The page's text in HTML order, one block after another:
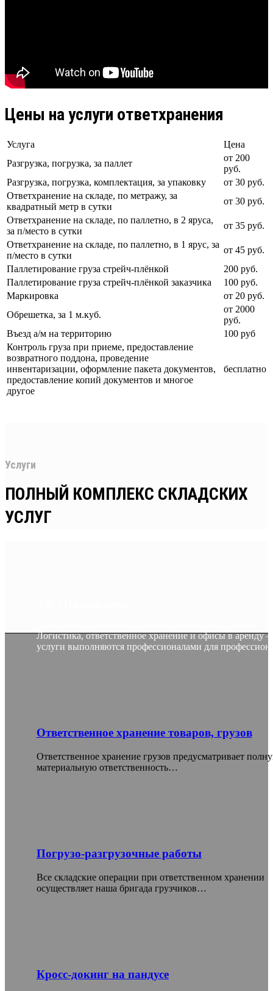
Цены на услуги ответхранения
Услуга
Цена
Разгрузка, погрузка, за паллет
от 200
руб.
Разгрузка, погрузка, комплектация, за упаковку
от 30 руб.
Ответхранение на складе, по метражу, за
квадратный метр в сутки
от 30 руб.
Ответхранение на складе, по паллетно, в 2 яруса,
за п/место в сутки
от 35 руб.
Ответхранение на складе, по паллетно, в 1 ярус, за
п/место в сутки
от 45 руб.
Паллетирование груза стрейч-плёнкой
200 руб.
Паллетирование груза стрейч-плёнкой заказчика
100 руб.
Маркировка
от 20 руб.
Обрешетка, за 1 м.куб.
от 2000
руб.
Въезд а/м на территорию
100 руб
Контроль груза при приеме, предоставление
возвратного поддона, проведение
инвентаризации, оформление пакета документов,
предоставление копий документов и многое
другое
бесплатно
Услуги
ПОЛНЫЙ КОМПЛЕКС СКЛАДСКИХ
УСЛУГ
Логистика, ответственное хранение и офисы в аренду
услуги выполняются профессионалами для
Ответственное хранение товаров, грузов
Ответственное хранение грузов предусматривает
материальную ответственность…
Погрузо-разгрузочные работы
Все складские операции при ответственном хранении
осуществляет наша бригада грузчиков…
Кросс-докинг на пандусе